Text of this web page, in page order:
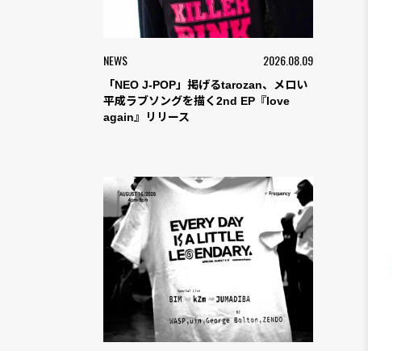
NEWS 2026.08.09
「NEO J-POP」掲げるtarozan、メロい
平成ラブソングを描く2nd EP『love
again』リリース